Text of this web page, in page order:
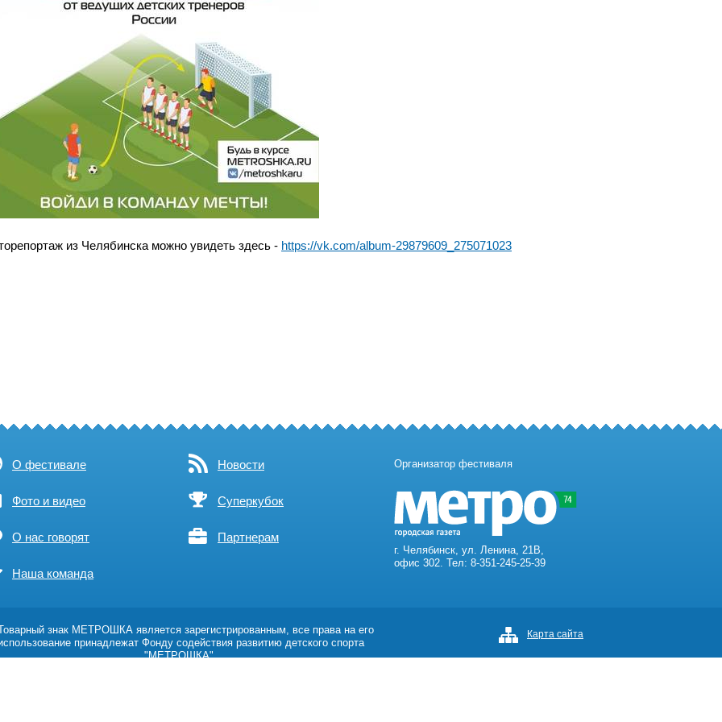
из Челябинска можно увидеть здесь - https://vk.com/album-29879609_275071023
О фестивале Новости
Фото и видео Суперкубок
О нас говорят Партнерам
Наша команда
Организатор фестиваля
г. Челябинск, ул. Ленина, 21В,
офис 302. Тел: 8-351-245-25-39
знак МЕТРОШКА является зарегистрированным, все права на его
принадлежат Фонду содействия развитию детского спорта
"МЕТРОШКА".
Карта сайта